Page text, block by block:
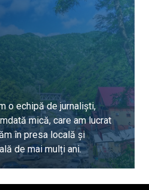
o echipă de jurnaliști,
mică, care am lucrat
în presa locală și
de mai mulți ani.